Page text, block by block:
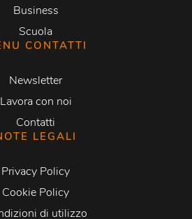
Business
Scuola
CONTATTI
Newsletter
Lavora con noi
Contatti
LEGALI
Privacy Policy
Cookie Policy
di utilizzo